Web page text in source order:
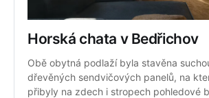
Horská chata v Bedřichov
Obě obytná podlaží byla stavěna
dřevěných sendvičových panelů, na
přibyly na zdech i stropech pohledové